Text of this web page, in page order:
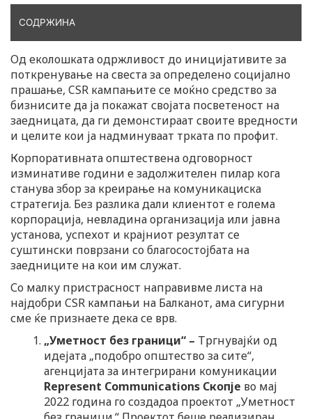
СОДРЖИНА
Од еколошката одржливост до иницијативите за
поткренување на свеста за определено социјално
прашање, CSR кампањите се моќно средство за
бизнисите да ја покажат својата посветеност на
заедницата, да ги демонстираат своите вредности
и целите кои ја надминуваат трката по профит.
Корпоративната општествена одговорност
изминативе години е задолжителен пилар кога
станува збор за креирање на комуникациска
стратегија. Без разлика дали клиентот е голема
корпорација, невладина организација или јавна
установа, успехот и крајниот резултат се
суштински поврзани со благосостојбата на
заедниците на кои им служат.
Со малку пристрасност направивме листа на
најдобри CSR кампањи на Балканот, ама сигурни
сме ќе признаете дека се врв.
„Уметност без граници“ – Тргнувајќи од
идејата „подобро општество за сите“,
агенцијата за интегрирани комуникации
Represent Communications Скопје во мај
2022 година го создадоа проектот „Уметност